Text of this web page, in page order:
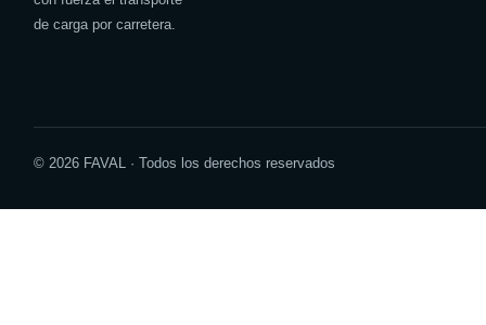
de carga por carretera.
© 2026 FAVAL · Todos los derechos reservados